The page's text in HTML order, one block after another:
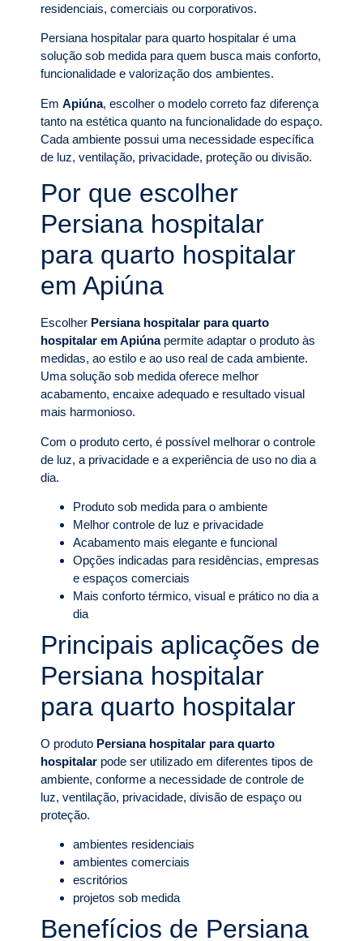
residenciais, comerciais ou corporativos.
Persiana hospitalar para quarto hospitalar é uma
solução sob medida para quem busca mais conforto,
funcionalidade e valorização dos ambientes.
Em Apiúna, escolher o modelo correto faz diferença
tanto na estética quanto na funcionalidade do espaço.
Cada ambiente possui uma necessidade específica
de luz, ventilação, privacidade, proteção ou divisão.
Por que escolher
Persiana hospitalar
para quarto hospitalar
em Apiúna
Escolher Persiana hospitalar para quarto
hospitalar em Apiúnapermite adaptar o produto às
medidas, ao estilo e ao uso real de cada ambiente.
Uma solução sob medida oferece melhor
acabamento, encaixe adequado e resultado visual
mais harmonioso.
Com o produto certo, é possível melhorar o controle
de luz, a privacidade e a experiência de uso no dia a
dia.
Produto sob medida para o ambiente
Melhor controle de luz e privacidade
Acabamento mais elegante e funcional
Opções indicadas para residências, empresas
e espaços comerciais
Mais conforto térmico, visual e prático no dia a
dia
Principais aplicações de
Persiana hospitalar
para quarto hospitalar
O produto Persiana hospitalar para quarto
hospitalar pode ser utilizado em diferentes tipos de
ambiente, conforme a necessidade de controle de
luz, ventilação, privacidade, divisão de espaço ou
proteção.
ambientes residenciais
ambientes comerciais
escritórios
projetos sob medida
Benefícios de Persiana